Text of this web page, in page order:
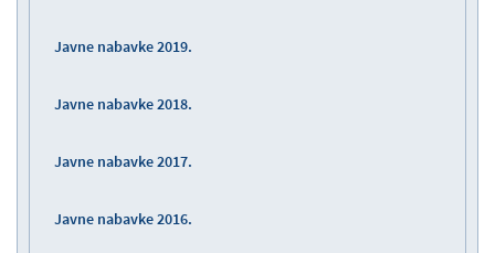
Javne nabavke 2019.
Javne nabavke 2018.
Javne nabavke 2017.
Javne nabavke 2016.